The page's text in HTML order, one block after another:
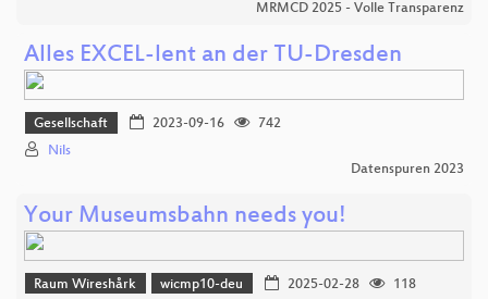
MRMCD 2025 - Volle Transparenz
Alles EXCEL-lent an der TU-Dresden
Gesellschaft 2023-09-16
742
Nils
Datenspuren 2023
Your Museumsbahn needs you!
Raum Wireshårk wicmp10-deu 2025-02-28
118